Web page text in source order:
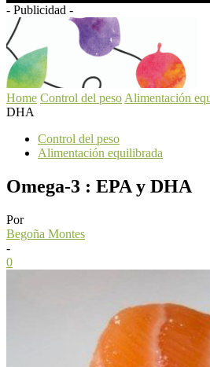
- Publicidad -
Home Control del peso Alimentación
DHA
Control del peso
Alimentación equilibrada
Omega-3 : EPA y DHA
Por
Begoña Montes
-
0